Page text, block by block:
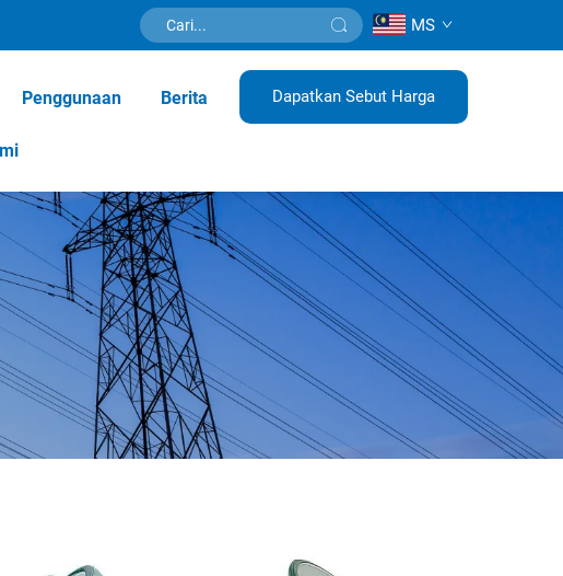
MS
Penggunaan Berita Dapatkan Sebut Harga